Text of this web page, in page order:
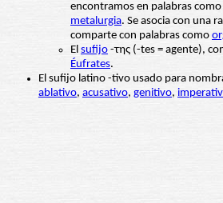
encontramos en palabras como
metalurgia. Se asocia con una
comparte con palabras como
El sufijo -της (-tes = agente),
Éufrates.
El sufijo latino -tivo usado para
ablativo, acusativo, genitivo,